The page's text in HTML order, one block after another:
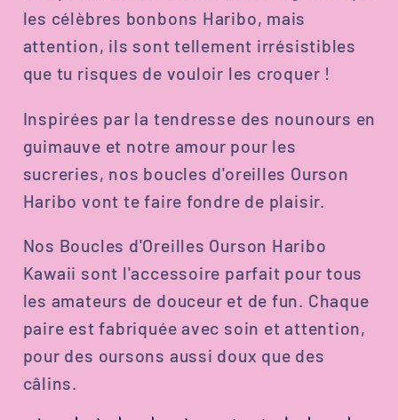
les célèbres bonbons Haribo, mais
attention, ils sont tellement irrésistibles
que tu risques de vouloir les croquer !
Inspirées par la tendresse des nounours en
guimauve et notre amour pour les
sucreries, nos boucles d'oreilles Ourson
Haribo vont te faire fondre de plaisir.
Nos Boucles d'Oreilles Ourson Haribo
Kawaii sont l'accessoire parfait pour tous
les amateurs de douceur et de fun. Chaque
paire est fabriquée avec soin et attention,
pour des oursons aussi doux que des
câlins.